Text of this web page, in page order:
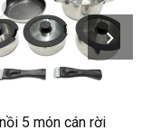
5 món cán rời